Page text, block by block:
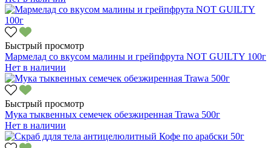
Быстрый просмотр
Мармелад со вкусом малины и грейпфрута NOT GUILTY 100г
Нет в наличии
Быстрый просмотр
Мука тыквенных семечек обезжиренная Trawa 500г
Нет в наличии